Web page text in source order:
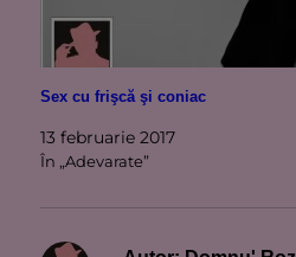
Sex cu frişcă şi coniac
13 februarie 2017
În „Adevarate”